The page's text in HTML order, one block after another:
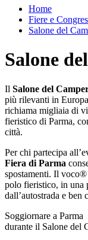
Home
Fiere e
Salone del
Salone
Il Salone del
più rilevanti in
richiama migliaia di
fieristico di Parma,
città.
Per chi partecipa
Fiera di Parma
spostamenti. Il
polo fieristico, in una
dall’autostrada e ben
Soggiornare a Parma
durante il Salone del